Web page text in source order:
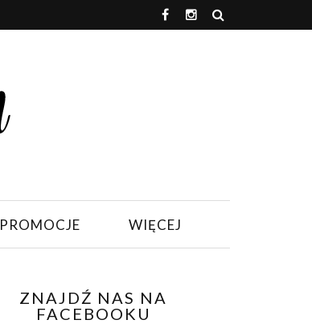
PROMOCJE WIĘCEJ
ZNAJDŹ NAS NA
FACEBOOKU